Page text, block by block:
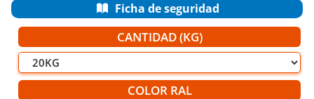
Ficha de seguridad
CANTIDAD (KG)
COLOR RAL